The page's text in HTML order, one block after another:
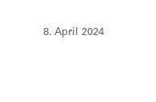
8. April 2024